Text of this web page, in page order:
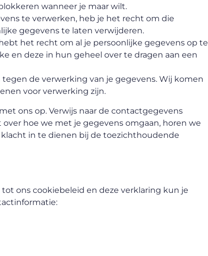
wanneer je maar wilt.
te verwerken, heb je het recht om die
gegevens te laten verwijderen.
het recht om al je persoonlijke gegevens op te
en deze in hun geheel over te dragen aan een
de verwerking van je gegevens. Wij komen
voor verwerking zijn.
ons op. Verwijs naar de contactgegevens
hoe we met je gegevens omgaan, horen we
in te dienen bij de toezichthoudende
ons cookiebeleid en deze verklaring kun je